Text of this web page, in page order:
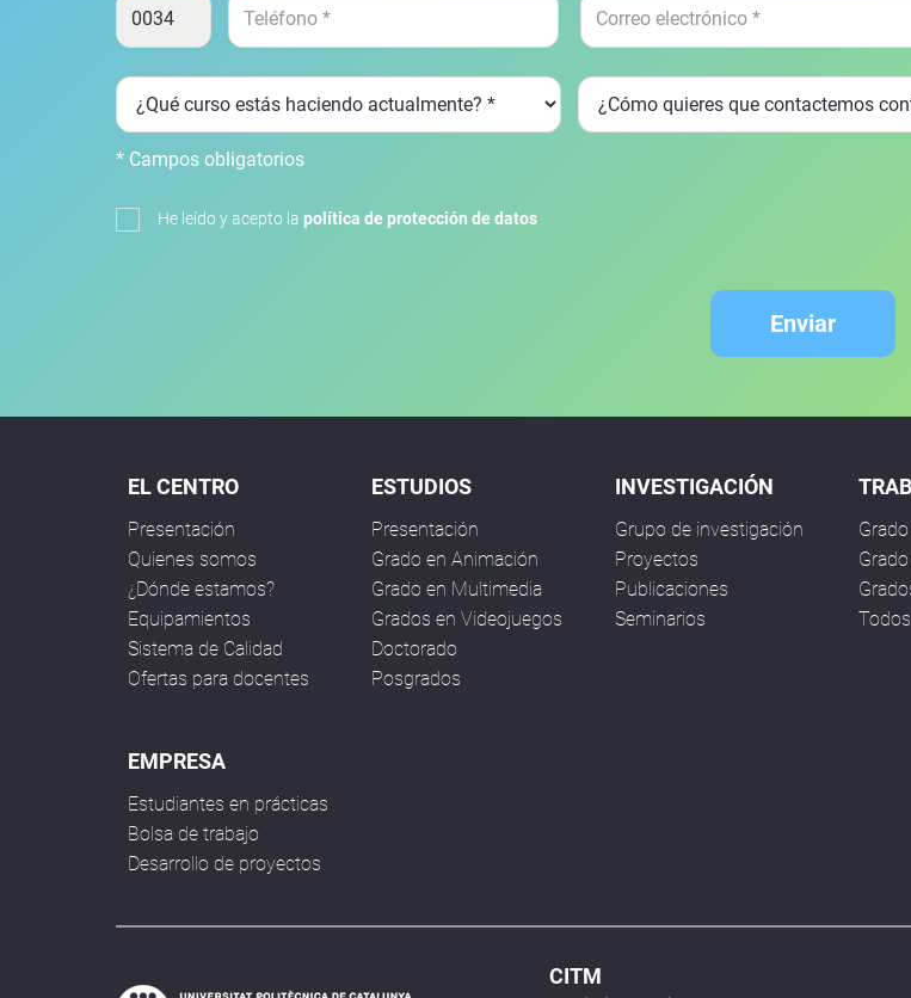
* Campos obligatorios
He leído y acepto la política de protección de datos
Enviar
EL CENTRO
Presentación
Quienes somos
¿Dónde estamos?
Equipamientos
Sistema de Calidad
Ofertas para docentes
ESTUDIOS
Presentación
Grado en Animación
Grado en Multimedia
Grados en Videojuegos
Doctorado
Posgrados
INVESTIGACIÓN
Grupo de investigación
Proyectos
Publicaciones
Seminarios
Todos
EMPRESA
Estudiantes en prácticas
Bolsa de trabajo
Desarrollo de proyectos
CITM